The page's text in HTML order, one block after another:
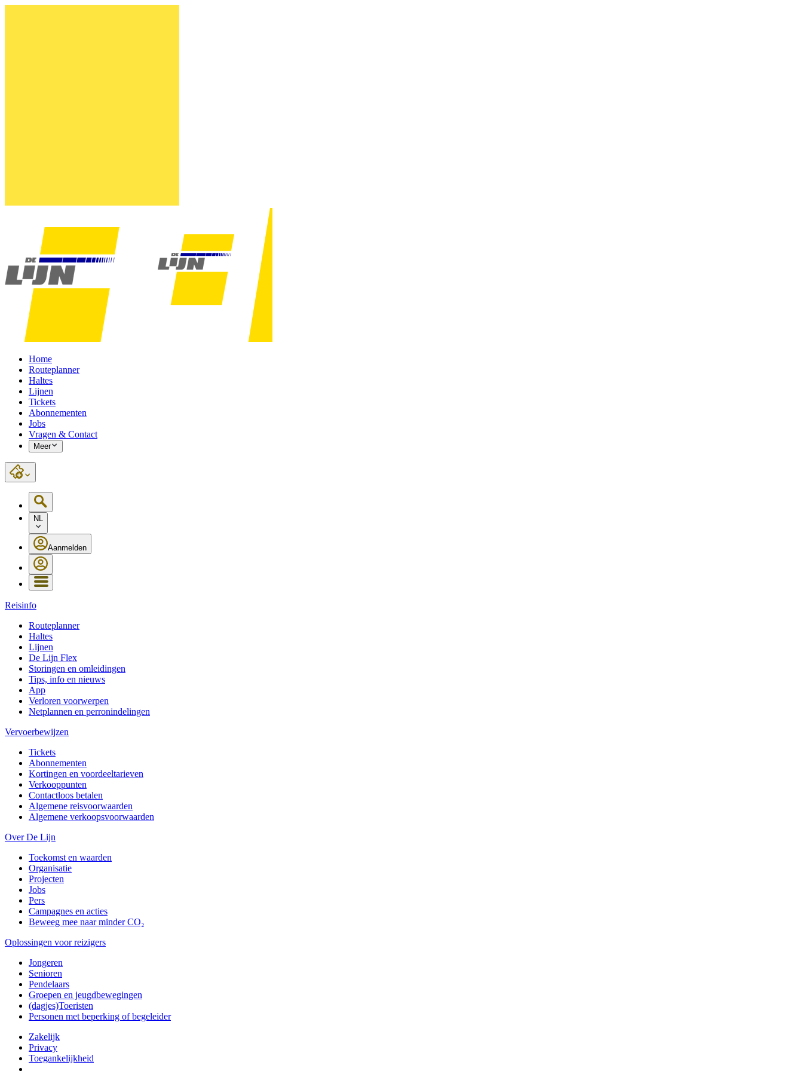
Home
Routeplanner
Haltes
Lijnen
Tickets
Abonnementen
Jobs
Vragen & Contact
Meer
NL
Aanmelden
Reisinfo
Routeplanner
Haltes
Lijnen
De Lijn Flex
Storingen en omleidingen
Tips, info en nieuws
App
Verloren voorwerpen
Netplannen en perronindelingen
Vervoerbewijzen
Tickets
Abonnementen
Kortingen en voordeeltarieven
Verkooppunten
Contactloos betalen
Algemene reisvoorwaarden
Algemene verkoopsvoorwaarden
Over De Lijn
Toekomst en waarden
Organisatie
Projecten
Jobs
Pers
Campagnes en acties
Beweeg mee naar minder CO₂
Oplossingen voor reizigers
Jongeren
Senioren
Pendelaars
Groepen en jeugdbewegingen
(dagjes)Toeristen
Personen met beperking of begeleider
Zakelijk
Privacy
Toegankelijkheid